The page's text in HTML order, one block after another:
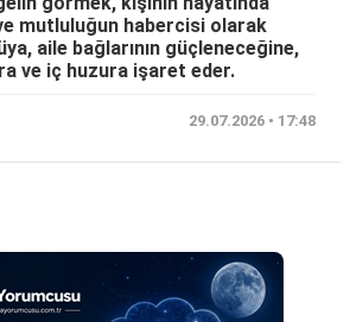
mutluluğun habercisi olarak
aile bağlarının güçleneceğine,
ve iç huzura işaret eder.
29.07.2026 • 17:48